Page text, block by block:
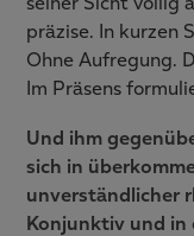
seiner Sicht völlig
präzise. In kurzen
Ohne Aufregung.
Im Präsens
Und ihm
sich in
unverständlicher
Konjunktiv und